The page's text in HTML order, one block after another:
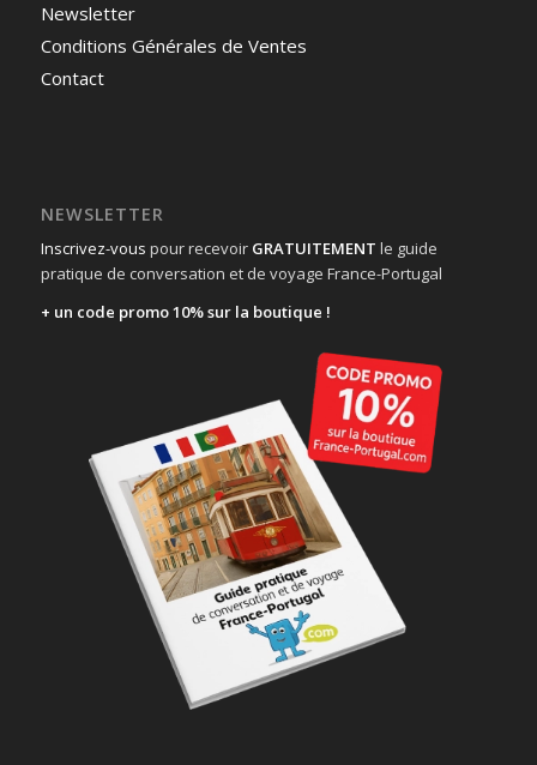
Newsletter
Conditions Générales de Ventes
Contact
NEWSLETTER
Inscrivez-vous pour recevoir GRATUITEMENT le guide
pratique de conversation et de voyage France-Portugal
+ un code promo 10% sur la boutique !